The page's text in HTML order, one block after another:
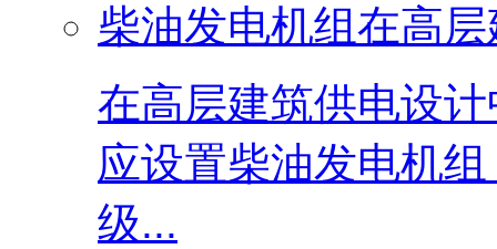
柴油发电机组在高
在高层建筑供电设
应设置柴油发电机
级...